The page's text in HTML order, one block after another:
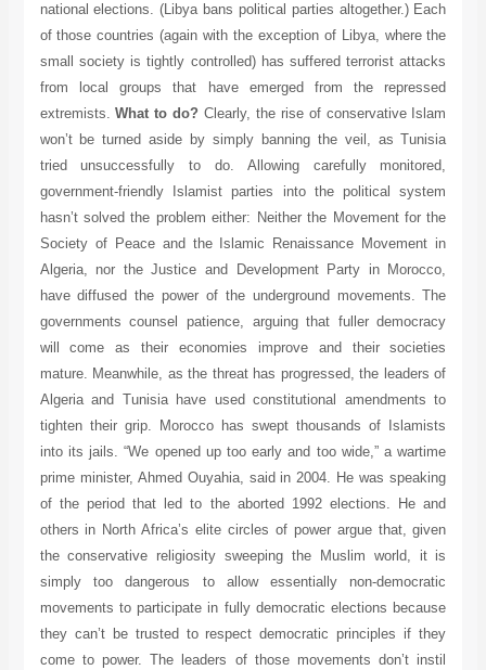
national elections. (Libya bans political parties altogether.) Each
of those countries (again with the exception of Libya, where the
small society is tightly controlled) has suffered terrorist attacks
from local groups that have emerged from the repressed
extremists.What to do?Clearly, the rise of conservative Islam
won’t be turned aside by simply banning the veil, as Tunisia
tried unsuccessfully to do. Allowing carefully monitored,
government-friendly Islamist parties into the political system
hasn’t solved the problem either: Neither the Movement for the
Society of Peace and the Islamic Renaissance Movement in
Algeria, nor the Justice and Development Party in Morocco,
have diffused the power of the underground movements. The
governments counsel patience, arguing that fuller democracy
will come as their economies improve and their societies
mature. Meanwhile, as the threat has progressed, the leaders of
Algeria and Tunisia have used constitutional amendments to
tighten their grip. Morocco has swept thousands of Islamists
into its jails. “We opened up too early and too wide,” a wartime
prime minister, Ahmed Ouyahia, said in 2004. He was speaking
of the period that led to the aborted 1992 elections. He and
others in North Africa’s elite circles of power argue that, given
the conservative religiosity sweeping the Muslim world, it is
simply too dangerous to allow essentially non-democratic
movements to participate in fully democratic elections because
they can’t be trusted to respect democratic principles if they
come to power. The leaders of those movements don’t instil